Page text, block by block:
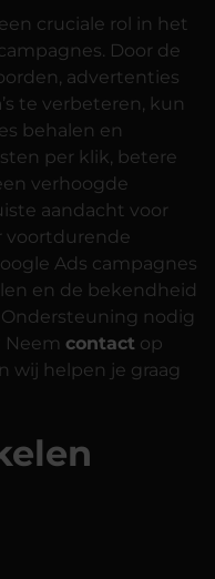
cruciale rol in het
Door de
advertenties
te verbeteren, kun
behalen en
per klik, betere
verhoogde
aandacht voor
voortdurende
Ads campagnes
en de bekendheid
nodig
Neem contactop
wij helpen je graag